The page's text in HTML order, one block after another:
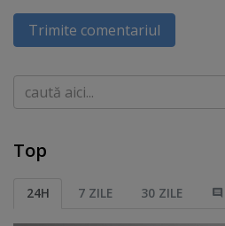
Trimite comentariul
Caută
Top
24H 7 ZILE 30 ZILE